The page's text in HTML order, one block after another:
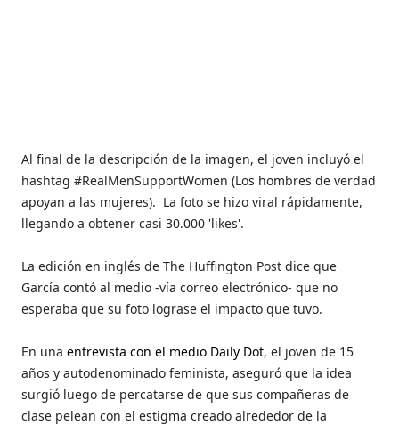
Al final de la descripción de la imagen, el joven incluyó el
hashtag #RealMenSupportWomen (Los hombres de verdad
apoyan a las mujeres). La foto se hizo viral rápidamente,
llegando a obtener casi 30.000 'likes'.
La edición en inglés de The Huffington Post dice que
García contó al medio -vía correo electrónico- que no
esperaba que su foto lograse el impacto que tuvo.
En unaentrevista con el medio Daily Dot, el joven de 15
años y autodenominado feminista, aseguró que la idea
surgió luego de percatarse de que sus compañeras de
clase pelean con el estigma creado alrededor de la